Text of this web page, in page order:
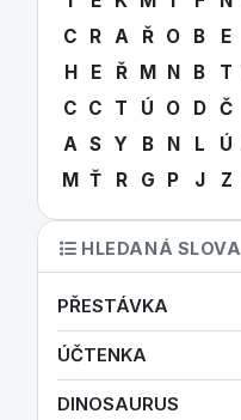
C
R A Ř O B E
H
E Ř M N B T
C C T Ú O D Č
A S Y B N L Ú
M Ť R G P J Z
HLEDANÁ SLOVA
PŘESTÁVKA
ÚČTENKA
DINOSAURUS